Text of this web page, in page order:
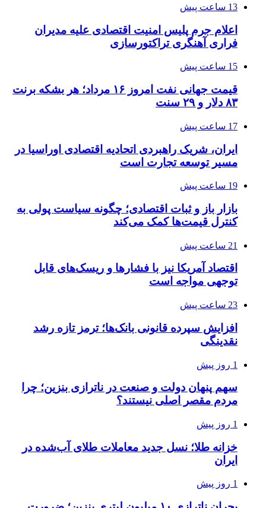
13 ساعت پیش
اعلام جرم پلیس امنیت اقتصادی علیه مدیران
فراری آهنگری تراکتورسازی
15 ساعت پیش
قیمت جهانی نفت امروز ۱۶ مرداد؛ هر بشکه برنت
۸۳ دلار و ۲۹ سنت
17 ساعت پیش
ایران، شریک راهبردی اتحادیه اقتصادی اوراسیا در
مسیر توسعه تجارت است
19 ساعت پیش
بازار باز و ثبات اقتصادی؛ چگونه سیاست پولی به
کنترل قیمت‌ها کمک می‌کند
21 ساعت پیش
اقتصاد آمریکا نیز با فشارها و ریسک‌های قابل
توجهی مواجه است
23 ساعت پیش
افزایش سپرده قانونی بانک‌ها؛ ترمز تازه رشد
نقدینگی
1 روز پیش
سهم پنهان دولت و صنعت در ناترازی بنزین؛ چرا
مردم مقصر اصلی نیستند؟
1 روز پیش
خزانه طلا؛ نسل جدید معاملات طلای آب‌شده در
ایران
1 روز پیش